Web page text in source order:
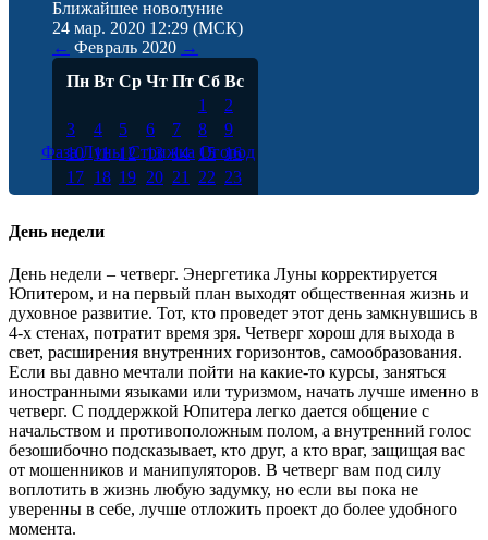
Ближайшее новолуние
24 мар. 2020 12:29 (МСК)
← Февраль 2020 →
Пн Вт Ср Чт Пт Сб Вс
1
2
3
4 5 6 7 8
9
10 11 12 13 14 15 16
17 18 19 20 21 22 23
24 25 26 27 28 29
Фаза Луны Стрижка Огород
День недели
День недели – четверг. Энергетика Луны корректируется
Юпитером, и на первый план выходят общественная жизнь и
духовное развитие. Тот, кто проведет этот день замкнувшись в
4-х стенах, потратит время зря. Четверг хорош для выхода в
свет, расширения внутренних горизонтов, самообразования.
Если вы давно мечтали пойти на какие-то курсы, заняться
иностранными языками или туризмом, начать лучше именно в
четверг. С поддержкой Юпитера легко дается общение с
начальством и противоположным полом, а внутренний голос
безошибочно подсказывает, кто друг, а кто враг, защищая вас
от мошенников и манипуляторов. В четверг вам под силу
воплотить в жизнь любую задумку, но если вы пока не
уверенны в себе, лучше отложить проект до более удобного
момента.